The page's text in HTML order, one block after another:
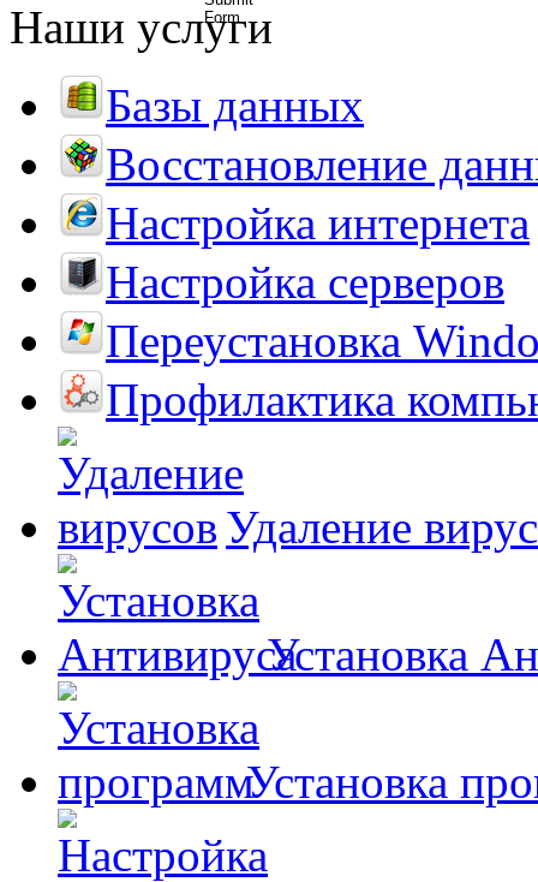
Наши услуги
Базы данных
Восстановление
Настройка интернета
Настройка серверов
Переустановка
Профилактика
Удаление
Установка
Установка